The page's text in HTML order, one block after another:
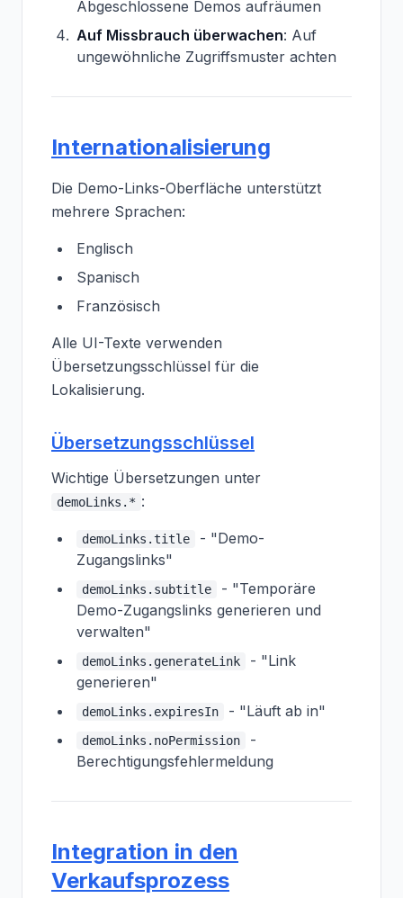
Abgeschlossene Demos aufräumen
Auf Missbrauch überwachen: Auf
ungewöhnliche Zugriffsmuster achten
Internationalisierung
Die Demo-Links-Oberfläche unterstützt
mehrere Sprachen:
Englisch
Spanisch
Französisch
Alle UI-Texte verwenden
Übersetzungsschlüssel für die
Lokalisierung.
Übersetzungsschlüssel
Wichtige Übersetzungen unter
demoLinks.* :
demoLinks.title
- "Demo-
Zugangslinks"
demoLinks.subtitle
- "Temporäre
Demo-Zugangslinks generieren und
verwalten"
demoLinks.generateLink
- "Link
generieren"
demoLinks.expiresIn - "Läuft ab in"
demoLinks.noPermission
-
Berechtigungsfehlermeldung
Integration in den
Verkaufsprozess